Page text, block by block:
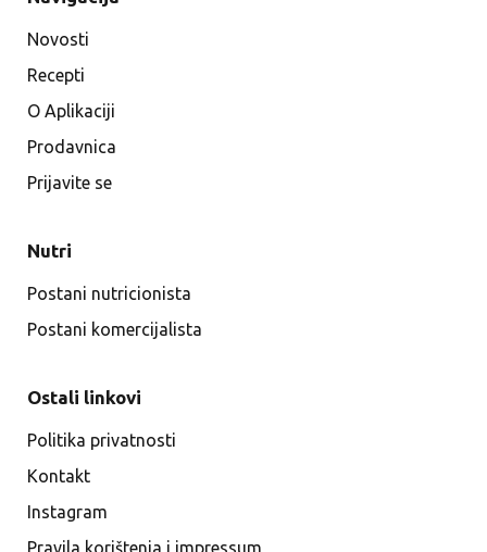
Novosti
Recepti
O Aplikaciji
Prodavnica
Prijavite se
Nutri
Postani nutricionista
Postani komercijalista
Ostali linkovi
Politika privatnosti
Kontakt
Instagram
Pravila korištenja i impressum